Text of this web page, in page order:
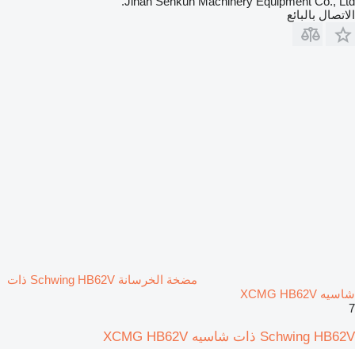
الاتصال بالبائع
مضخة الخرسانة Schwing HB62V ذات
شاسيه XCMG HB62V
7
Schwing HB62V ذات شاسيه XCMG HB62V